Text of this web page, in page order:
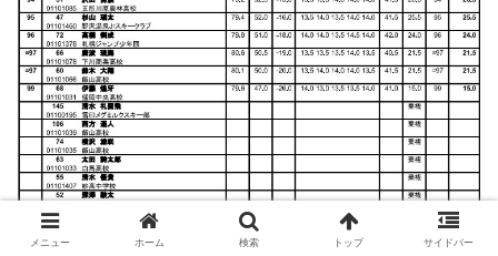
メニュー ホーム 検索 トップ サイドバー